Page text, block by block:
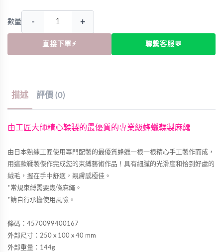
數量 - +
直接下單⚡ 聯繫客服💬
描述 評價 (0)
由工匠大師精心鞣製的最優質的專業級蜂蠟鞣製麻繩
由日本熟練工匠使用專門配製的最優質蜂蠟一根一根精心手工製作而成，
用這款鞣製傑作完成您的束縛藝術作品！具有細膩的光滑度和恰到好處的
絨毛，握在手中舒適，親膚感極佳。
*常規束縛需要幾條麻繩。
*請自行承擔使用風險。
條碼：4570099400167
外部尺寸：250 x 100 x 40 mm
外部重量：144g